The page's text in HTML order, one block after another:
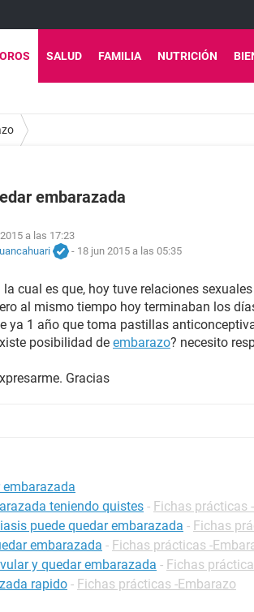
SALUD FAMILIA NUTRICIÓN
embarazada
a las 17:23
- 18 jun 2015 a las 05:35
cual es que, hoy tuve relaciones
al mismo tiempo hoy terminaban los
ya 1 año que toma pastillas
posibilidad de embarazo? necesito
Gracias
embarazada
teniendo quistes - Fichas prácticas
puede quedar embarazada - Fichas
embarazada - Fichas prácticas -
y quedar embarazada - Fichas
rapido - Fichas prácticas -Embarazo